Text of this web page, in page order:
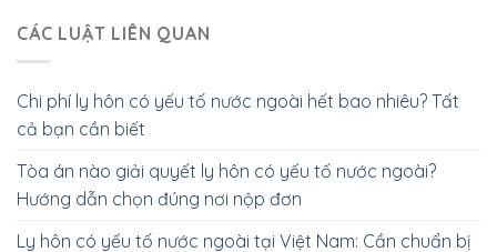
CÁC LUẬT LIÊN QUAN
Chi phí ly hôn có yếu tố nước ngoài hết bao nhiêu? Tất
cả bạn cần biết
Tòa án nào giải quyết ly hôn có yếu tố nước ngoài?
Hướng dẫn chọn đúng nơi nộp đơn
Ly hôn có yếu tố nước ngoài tại Việt Nam: Cần chuẩn bị